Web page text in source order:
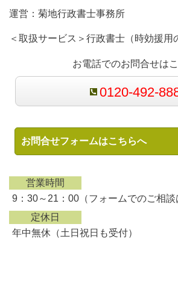
運営： 菊地行政書士事務所
＜取扱サービス＞行政書士（時効援用
お電話でのお問合せは
0120-492-
お問合せフォームはこちらへ
営業時間
9：30～21：00（フォームでのご相談
定休日
年中無休（土日祝日も受付）